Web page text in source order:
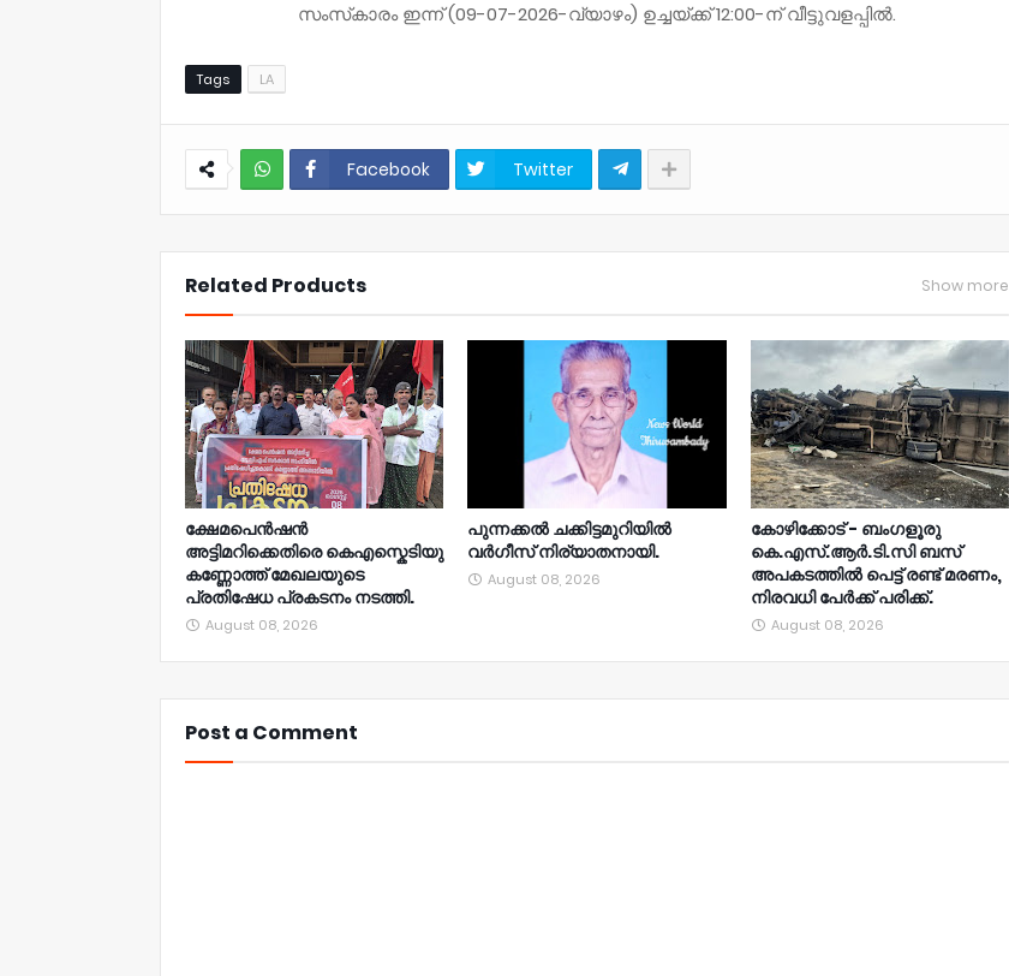
സംസ്‌കാരം ഇന്ന് (09-07-2026-വ്യാഴം) ഉച്ചയ്ക്ക് 12:00-ന് വീട്ടുവളപ്പിൽ.
Tags LA
Facebook Twitter
Related Products Show more
ക്ഷേമപെൻഷൻ
അട്ടിമറിക്കെതിരെ കെഎസ്കെടിയു
കണ്ണോത്ത് മേഖലയുടെ
പ്രതിഷേധ പ്രകടനം നടത്തി.
August 08, 2026
പുന്നക്കൽ ചക്കിട്ടമുറിയിൽ
വർഗീസ് നിര്യാതനായി.
August 08, 2026
കോഴിക്കോട് - ബംഗളൂരു
കെ.എസ്.ആർ.ടി.സി ബസ്
അപകടത്തിൽ പെട്ട് രണ്ട് മരണം,
നിരവധി പേർക്ക് പരിക്ക്.
August 08, 2026
Post a Comment